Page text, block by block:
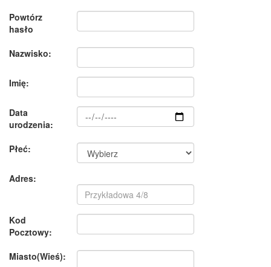
Powtórz
hasło
Nazwisko:
Imię:
Data
urodzenia:
Płeć:
Adres:
Kod
Pocztowy:
Miasto(Wieś):